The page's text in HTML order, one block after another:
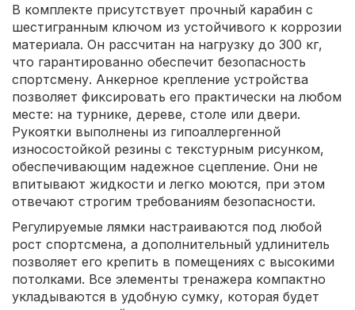
В комплекте присутствует прочный карабин с
шестигранным ключом из устойчивого к коррозии
материала. Он рассчитан на нагрузку до 300 кг,
что гарантированно обеспечит безопасность
спортсмену. Анкерное крепление устройства
позволяет фиксировать его практически на любом
месте: на турнике, дереве, столе или двери.
Рукоятки выполнены из гипоаллергенной
износостойкой резины с текстурным рисунком,
обеспечивающим надежное сцепление. Они не
впитывают жидкости и легко моются, при этом
отвечают строгим требованиям безопасности.
Регулируемые лямки настраиваются под любой
рост спортсмена, а дополнительный удлинитель
позволяет его крепить в помещениях с высокими
потолками. Все элементы тренажера компактно
укладываются в удобную сумку, которая будет